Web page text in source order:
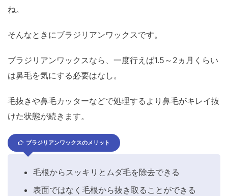
ね。
そんなときにブラジリアンワックスです。
ブラジリアンワックスなら、一度行えば1.5～2ヵ月くらい
は鼻毛を気にする必要はなし。
毛抜きや鼻毛カッターなどで処理するより鼻毛がキレイ抜
けた状態が続きます。
ブラジリアンワックスのメリット
毛根からスッキリとムダ毛を除去できる
表面ではなく毛根から抜き取ることができる